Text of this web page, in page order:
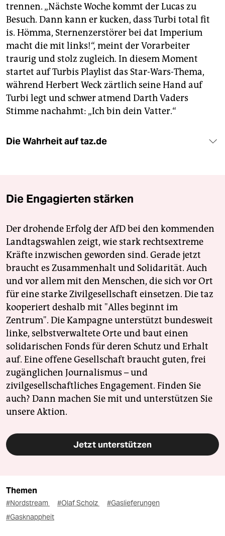
trennen. „Nächste Woche kommt der Lucas zu
Besuch. Dann kann er kucken, dass Turbi total fit
is. Hömma, Sternenzerstörer bei dat Imperium
macht die mit links!“, meint der Vorarbeiter
traurig und stolz zugleich. In diesem Moment
startet auf Turbis Playlist das Star-Wars-Thema,
während Herbert Weck zärtlich seine Hand auf
Turbi legt und schwer atmend Darth Vaders
Stimme nachahmt: „Ich bin dein Vatter.“
Die Wahrheit auf taz.de
Die Engagierten stärken
Der drohende Erfolg der AfD bei den kommenden
Landtagswahlen zeigt, wie stark rechtsextreme
Kräfte inzwischen geworden sind. Gerade jetzt
braucht es Zusammenhalt und Solidarität. Auch
und vor allem mit den Menschen, die sich vor Ort
für eine starke Zivilgesellschaft einsetzen. Die taz
kooperiert deshalb mit "Alles beginnt im
Zentrum". Die Kampagne unterstützt bundesweit
linke, selbstverwaltete Orte und baut einen
solidarischen Fonds für deren Schutz und Erhalt
auf. Eine offene Gesellschaft braucht guten, frei
zugänglichen Journalismus – und
zivilgesellschaftliches Engagement. Finden Sie
auch? Dann machen Sie mit und unterstützen Sie
unsere Aktion.
Jetzt unterstützen
Themen
#Nordstream #Olaf Scholz
#Gaslieferungen
#Gasknappheit